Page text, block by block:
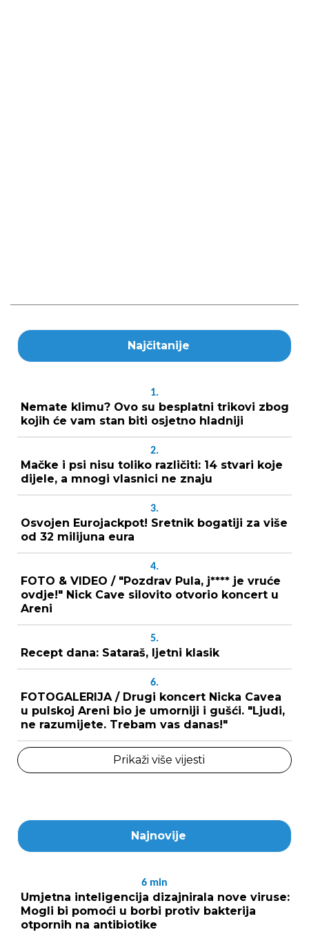
Najčitanije
1.
Nemate klimu? Ovo su besplatni trikovi zbog
kojih će vam stan biti osjetno hladniji
2.
Mačke i psi nisu toliko različiti: 14 stvari koje
dijele, a mnogi vlasnici ne znaju
3.
Osvojen Eurojackpot! Sretnik bogatiji za više
od 32 milijuna eura
4.
FOTO & VIDEO / "Pozdrav Pula, j**** je vruće
ovdje!" Nick Cave silovito otvorio koncert u
Areni
5.
Recept dana: Sataraš, ljetni klasik
6.
FOTOGALERIJA / Drugi koncert Nicka Cavea
u pulskoj Areni bio je umorniji i gušći. "Ljudi,
ne razumijete. Trebam vas danas!"
Prikaži više vijesti
Najnovije
6 min
Umjetna inteligencija dizajnirala nove viruse:
Mogli bi pomoći u borbi protiv bakterija
otpornih na antibiotike